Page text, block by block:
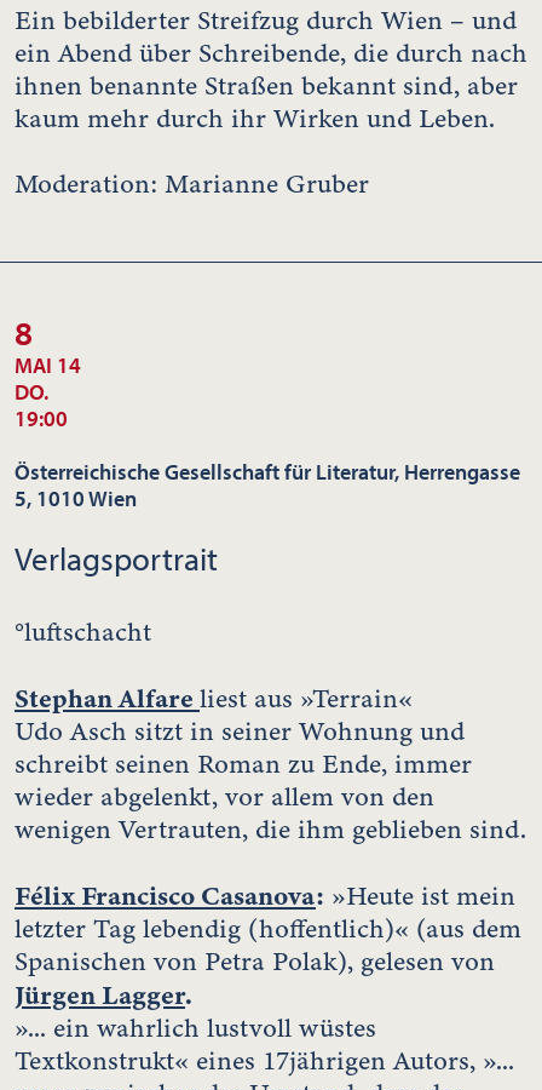
Ein bebilderter Streifzug durch Wien – und
ein Abend über Schreibende, die durch nach
ihnen benannte Straßen bekannt sind, aber
kaum mehr durch ihr Wirken und Leben.
Moderation: Marianne Gruber
8
MAI 14
DO.
19:00
Österreichische Gesellschaft für Literatur, Herrengasse
5, 1010 Wien
Verlagsportrait
°luftschacht
Stephan Alfare liest aus »Terrain«
Udo Asch sitzt in seiner Wohnung und
schreibt seinen Roman zu Ende, immer
wieder abgelenkt, vor allem von den
wenigen Vertrauten, die ihm geblieben sind.
Félix Francisco Casanova: »Heute ist mein
letzter Tag lebendig (hoffentlich)« (aus dem
Spanischen von Petra Polak), gelesen von
Jürgen Lagger.
»... ein wahrlich lustvoll wüstes
Textkonstrukt« eines 17jährigen Autors, »...